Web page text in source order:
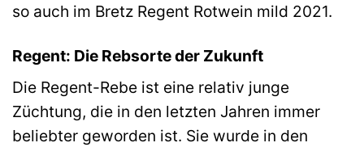
so auch im Bretz Regent Rotwein mild 2021.
Regent: Die Rebsorte der Zukunft
Die Regent-Rebe ist eine relativ junge
Züchtung, die in den letzten Jahren immer
beliebter geworden ist. Sie wurde in den